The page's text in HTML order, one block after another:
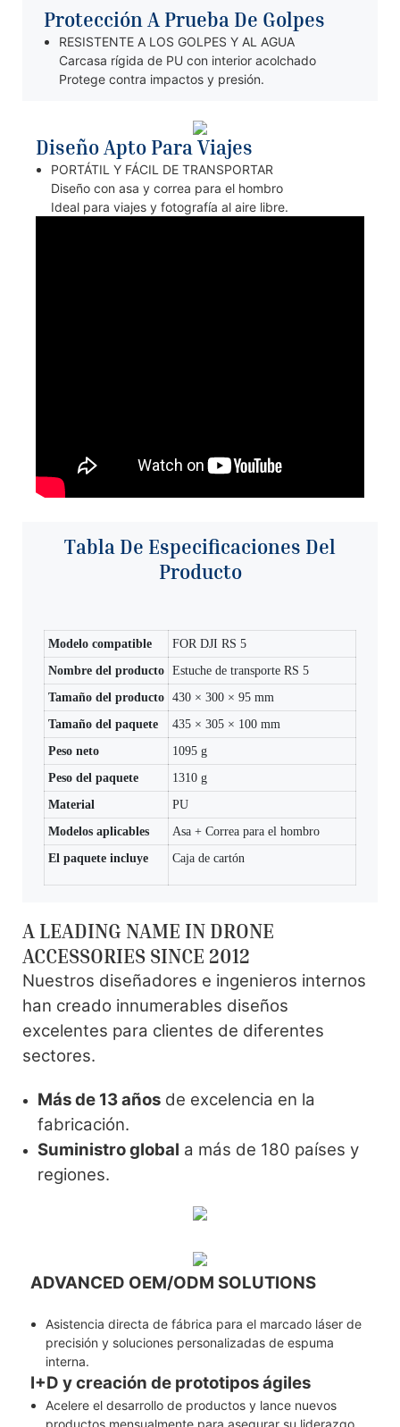
Protección A Prueba De Golpes
RESISTENTE A LOS GOLPES Y AL AGUA
Carcasa rígida de PU con interior acolchado
Protege contra impactos y presión.
Diseño Apto Para Viajes
PORTÁTIL Y FÁCIL DE TRANSPORTAR
Diseño con asa y correa para el hombro
Ideal para viajes y fotografía al aire libre.
Tabla De Especificaciones Del
Producto
Modelo compatible
FOR DJI RS 5
Nombre del producto
Estuche de transporte RS 5
Tamaño del producto
430 × 300 × 95 mm
Tamaño del paquete
435 × 305 × 100 mm
Peso neto
1095 g
Peso del paquete
1310 g
Material
PU
Modelos aplicables
Asa + Correa para el hombro
El paquete incluye
Caja de cartón
A LEADING NAME IN DRONE
ACCESSORIES SINCE 2012
Nuestros diseñadores e ingenieros internos
han creado innumerables diseños
excelentes para clientes de diferentes
sectores.
Más de 13 añosde excelencia en la
fabricación.
Suministro global a más de 180 países y
regiones.
ADVANCED OEM/ODM SOLUTIONS
Asistencia directa de fábrica para el marcado láser de
precisión y soluciones personalizadas de espuma
interna.
I+D y creación de prototipos ágiles
Acelere el desarrollo de productos y lance nuevos
productos mensualmente para asegurar su liderazgo